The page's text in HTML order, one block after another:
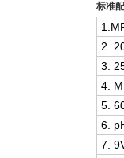
标准
2.
3.
4.
5.
6.
7.